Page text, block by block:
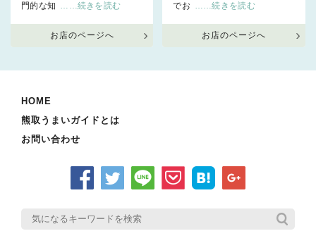
門的な知 ……続きを読む
お店のページへ
でお ……続きを読む
お店のページへ
HOME
熊取うまいガイドとは
お問い合わせ